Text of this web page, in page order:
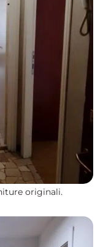
originali.